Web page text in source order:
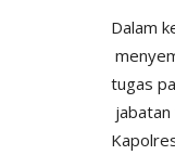
Dalam
tugas